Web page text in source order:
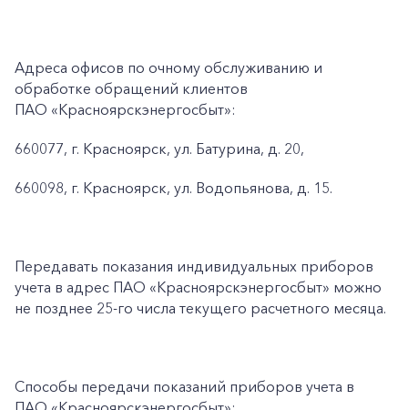
Адреса офисов по очному обслуживанию и
обработке обращений клиентов
ПАО «Красноярскэнергосбыт»:
660077, г. Красноярск, ул. Батурина, д. 20,
660098, г. Красноярск, ул. Водопьянова, д. 15.
Передавать показания индивидуальных приборов
учета в адрес ПАО «Красноярскэнергосбыт» можно
не позднее 25-го числа текущего расчетного месяца.
Способы передачи показаний приборов учета в